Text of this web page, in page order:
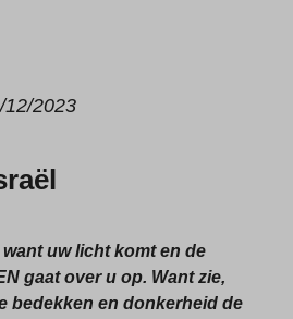
12/2023
uw licht komt en de
gaat over u op. Want zie,
bedekken en donkerheid de